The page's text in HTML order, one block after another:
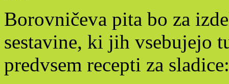
Borovničeva pita bo za
sestavine, ki jih vsebujejo
predvsem recepti za sladice: